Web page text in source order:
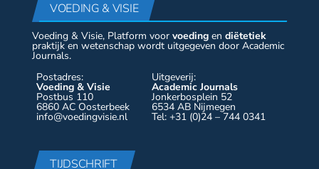
VOEDING & VISIE
Voeding & Visie, Platform voor voeding en diëtetiek
praktijk en wetenschap wordt uitgegeven door Academic
Journals.
Postadres:
Voeding & Visie
Postbus 110
6860 AC Oosterbeek
info@voedingvisie.nl
Uitgeverij:
Academic Journals
Jonkerbosplein 52
6534 AB Nijmegen
Tel: +31 (0)24 – 744 0341
TIJDSCHRIFT